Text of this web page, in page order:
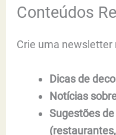
Conteúdos
Crie uma newsletter
Dicas de
Notícias
Sugestões